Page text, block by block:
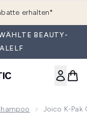
erhalten*
BEAUTY-
Joico K-Pak
Therapy Shampoo